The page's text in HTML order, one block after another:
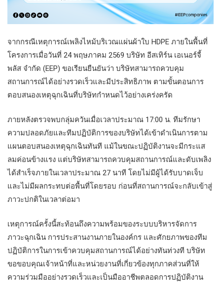
จากกรณีเหตุการณ์เพลิงไหม้บริเวณแผ่นผ้าใบ HDPE ภายในพื้นที่
โครงการเมื่อวันที่ 24 พฤษภาคม 2569 บริษัท อีสเทิร์น เอเนอร์จี้
พลัส จำกัด (EEP) ขอเรียนยืนยันว่า บริษัทสามารถควบคุม
สถานการณ์ได้อย่างรวดเร็วและมีประสิทธิภาพ ตามขั้นตอนการ
ตอบสนองเหตุฉุกเฉินที่บริษัทกำหนดไว้อย่างเคร่งครัด
ภายหลังตรวจพบกลุ่มควันเมื่อเวลาประมาณ 17:00 น. ทีมรักษา
ความปลอดภัยและทีมปฏิบัติการของบริษัทได้เข้าดำเนินการตาม
แผนตอบสนองเหตุฉุกเฉินทันที แม้ในขณะปฏิบัติงานจะมีกระแส
ลมค่อนข้างแรง แต่บริษัทสามารถควบคุมสถานการณ์และดับเพลิง
ได้สำเร็จภายในเวลาประมาณ 27 นาที โดยไม่มีผู้ได้รับบาดเจ็บ
และไม่มีผลกระทบต่อพื้นที่โดยรอบ ก่อนที่สถานการณ์จะกลับเข้าสู่
ภาวะปกติในเวลาต่อมา
เหตุการณ์ครั้งนี้สะท้อนถึงความพร้อมของระบบบริหารจัดการ
ภาวะฉุกเฉิน การประสานงานภายในองค์กร และศักยภาพของทีม
ปฏิบัติการในการเข้าควบคุมสถานการณ์ได้อย่างทันท่วงที บริษัท
ขอขอบคุณเจ้าหน้าที่และหน่วยงานที่เกี่ยวข้องทุกภาคส่วนที่ให้
ความร่วมมืออย่างรวดเร็วและเป็นมืออาชีพตลอดการปฏิบัติงาน